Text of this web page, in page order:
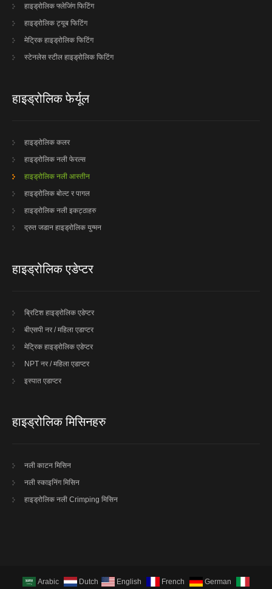
हाइड्रोलिक फ्लेजिंग फिटिंग
हाइड्रोलिक ट्यूब फिटिंग
मेट्रिक हाइड्रोलिक फिटिंग
स्टेनलेस स्टील हाइड्रोलिक फिटिंग
हाइड्रोलिक फेर्यूल
हाइड्रोलिक कलर
हाइड्रोलिक नली फेरल्स
हाइड्रोलिक नली आस्तीन
हाइड्रोलिक बोल्ट र पागल
हाइड्रोलिक नली इकट्ठाहरु
द्रुत जडान हाइड्रोलिक युग्मन
हाइड्रोलिक एडेप्टर
ब्रिटिश हाइड्रोलिक एडेप्टर
बीएसपी नर / महिला एडाप्टर
मेट्रिक हाइड्रोलिक एडेप्टर
NPT नर / महिला एडाप्टर
इस्पात एडाप्टर
हाइड्रोलिक मिसिनहरु
नली काटन मिसिन
नली स्काइनिंग मिसिन
हाइड्रोलिक नली Crimping मिसिन
Arabic Dutch English French German